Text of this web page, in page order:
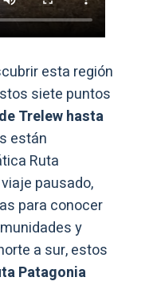
esta región
siete puntos
Trelew hasta
están
Ruta
pausado,
para conocer
y
a sur, estos
Patagonia